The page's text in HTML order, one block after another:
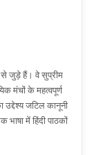
से जुड़े हैं। वे सुप्रीम
मंचों के महत्वपूर्ण
जटिल कानूनी
में हिंदी पाठकों